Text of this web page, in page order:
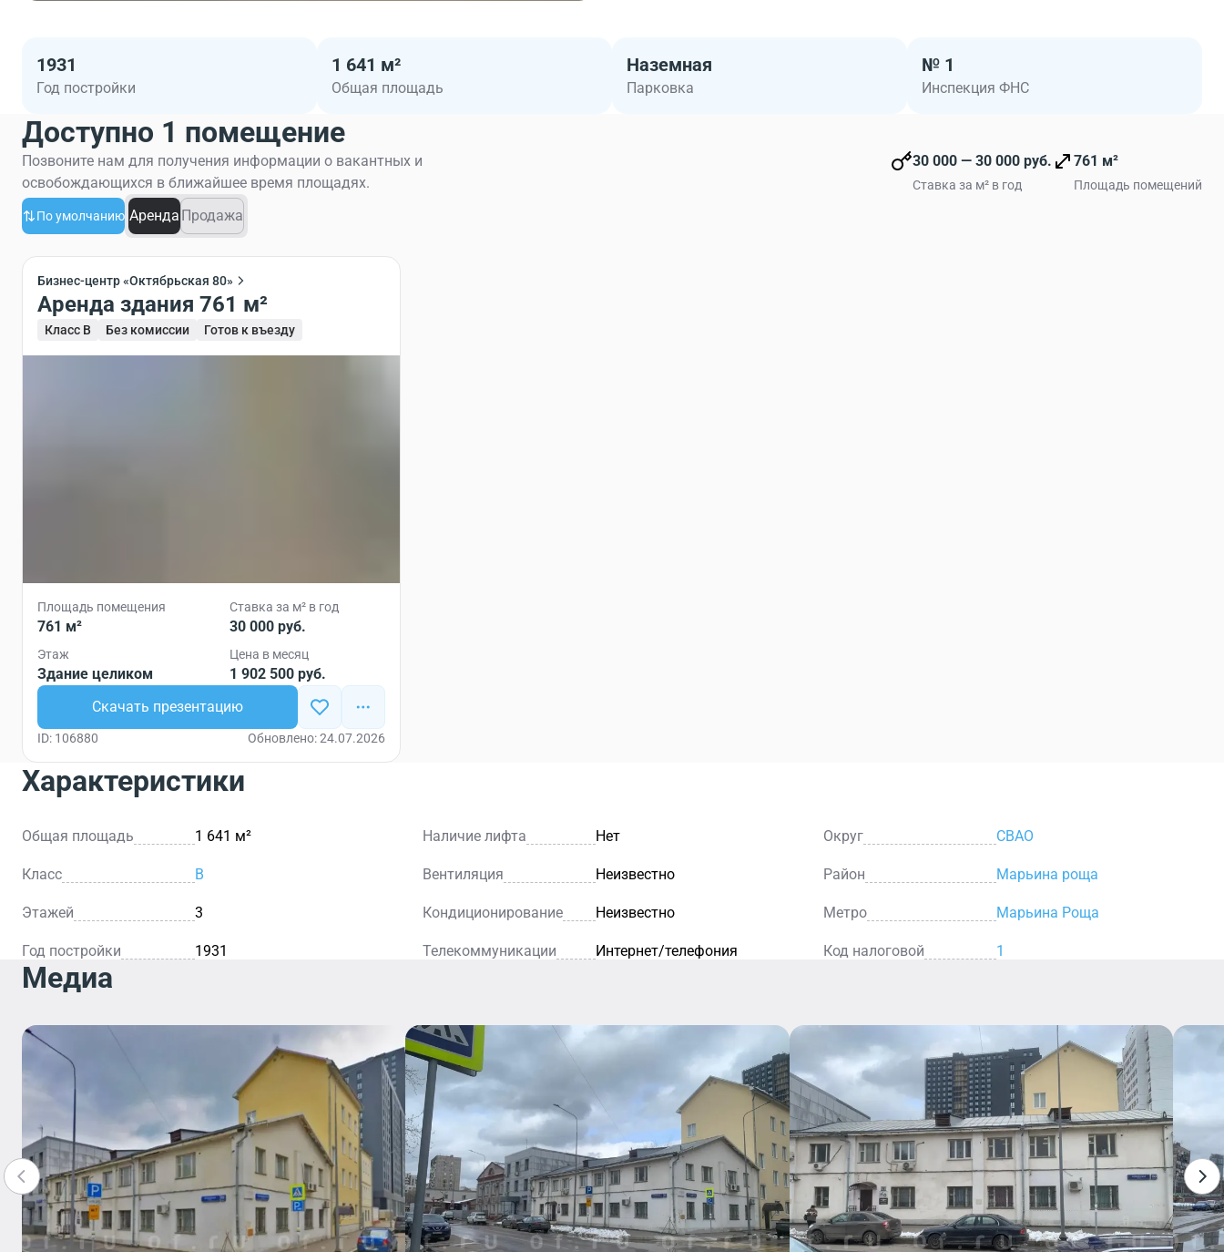
1931
Год постройки
1 641 м²
Общая площадь
Наземная
Парковка
№ 1
Инспекция ФНС
Доступно 1 помещение
Позвоните нам для получения информации о вакантных и
освобождающихся в ближайшее время площадях.
30 000 — 30 000 руб.
Ставка за м² в год
761 м²
Площадь помещений
По умолчанию Аренда Продажа
Бизнес-центр «Октябрьская 80»
Аренда здания 761 м²
Класс B Без комиссии Готов к въезду
Площадь помещения
761 м²
Ставка за м² в год
30 000 руб.
Этаж
Здание целиком
Цена в месяц
1 902 500 руб.
Скачать презентацию
ID: 106880 Обновлено: 24.07.2026
Характеристики
Общая площадь 1 641 м² Наличие лифта Нет Округ СВАО
Класс B Вентиляция Неизвестно Район Марьина роща
Этажей 3 Кондиционирование Неизвестно Метро Марьина Роща
Год постройки 1931 Телекоммуникации Интернет/телефония Код налоговой 1
Медиа
Кафе
Уютное
Ресторан
Столовая
В столовой
представлен